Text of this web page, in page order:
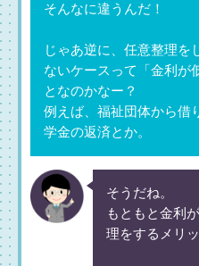
そんなに違うんだ！
じゃあ逆に、任意整理を
ないケースって「金利が
となのかなー？
例えば、福祉団体から借
学金の返済とか。
そうだね。
もともと金利
理をするメリ